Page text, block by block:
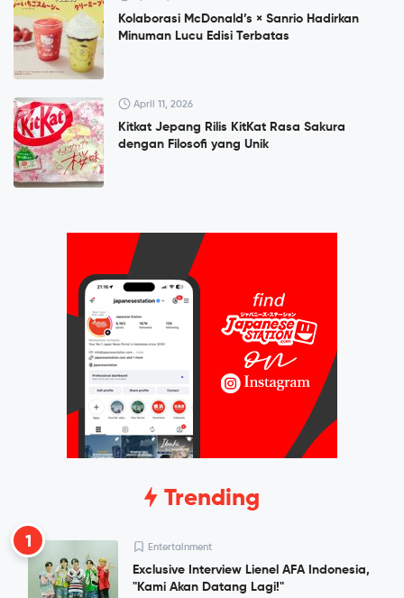
Kolaborasi McDonald’s × Sanrio Hadirkan
Minuman Lucu Edisi Terbatas
April 11, 2026
Kitkat Jepang Rilis KitKat Rasa Sakura
dengan Filosofi yang Unik
Trending
1 Entertainment
Exclusive Interview Lienel AFA Indonesia,
"Kami Akan Datang Lagi!"